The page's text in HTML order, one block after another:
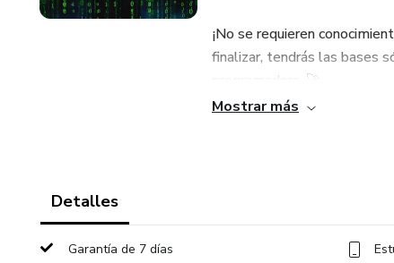
¡No se requieren
finalizar, tendrás las bases
programadora. 🚀
Mostrar más
Detalles
Garantía de 7 días